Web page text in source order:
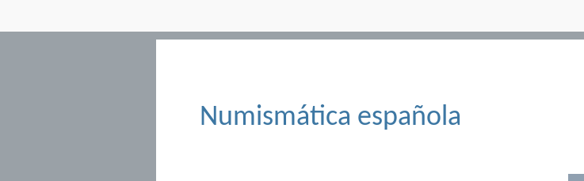
Numismática española